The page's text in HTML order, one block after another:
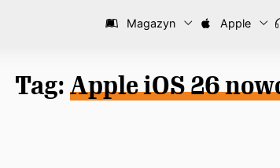
Magazyn Apple
Tag: Apple iOS 26